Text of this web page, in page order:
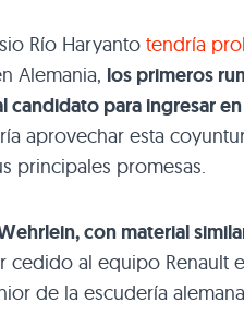
Río Haryanto tendría
Alemania, los primeros
para ingresar
aprovechar esta
principales promesas.
con material
al equipo Renault
de la escudería